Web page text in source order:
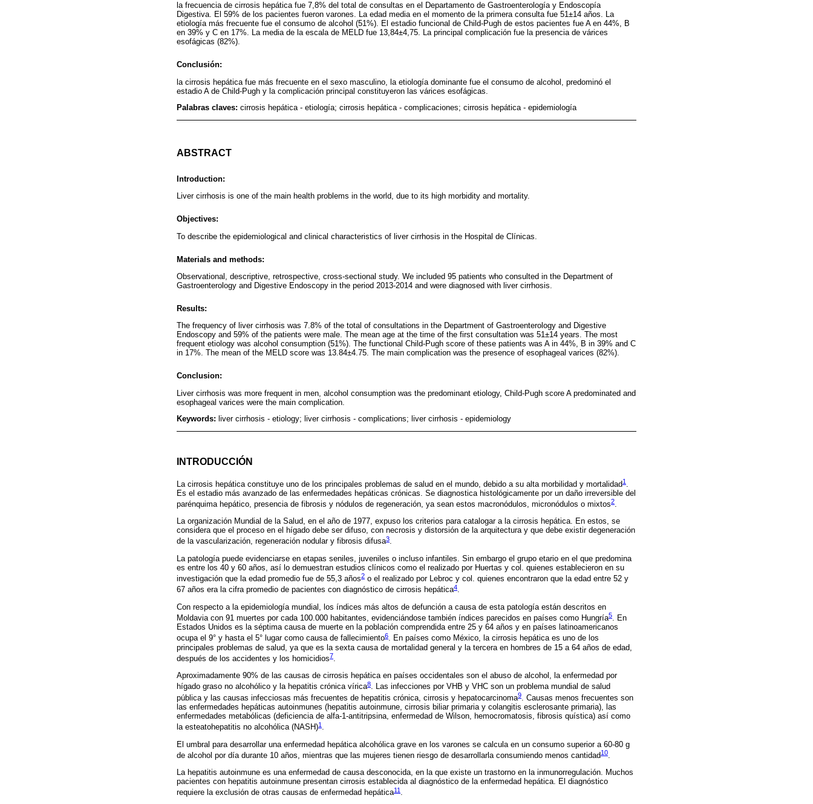
la frecuencia de cirrosis hepática fue 7,8% del total de consultas en el Departamento de Gastroenterología y Endoscopía
Digestiva. El 59% de los pacientes fueron varones. La edad media en el momento de la primera consulta fue 51±14 años. La
etiología más frecuente fue el consumo de alcohol (51%). El estadio funcional de Child-Pugh de estos pacientes fue A en 44%, B
en 39% y C en 17%. La media de la escala de MELD fue 13,84±4,75. La principal complicación fue la presencia de várices
esofágicas (82%).
Conclusión:
la cirrosis hepática fue más frecuente en el sexo masculino, la etiología dominante fue el consumo de alcohol, predominó el
estadio A de Child-Pugh y la complicación principal constituyeron las várices esofágicas.
Palabras claves: cirrosis hepática - etiología; cirrosis hepática - complicaciones; cirrosis hepática - epidemiología
ABSTRACT
Introduction:
Liver cirrhosis is one of the main health problems in the world, due to its high morbidity and mortality.
Objectives:
To describe the epidemiological and clinical characteristics of liver cirrhosis in the Hospital de Clínicas.
Materials and methods:
Observational, descriptive, retrospective, cross-sectional study. We included 95 patients who consulted in the Department of
Gastroenterology and Digestive Endoscopy in the period 2013-2014 and were diagnosed with liver cirrhosis.
Results:
The frequency of liver cirrhosis was 7.8% of the total of consultations in the Department of Gastroenterology and Digestive
Endoscopy and 59% of the patients were male. The mean age at the time of the first consultation was 51±14 years. The most
frequent etiology was alcohol consumption (51%). The functional Child-Pugh score of these patients was A in 44%, B in 39% and C
in 17%. The mean of the MELD score was 13.84±4.75. The main complication was the presence of esophageal varices (82%).
Conclusion:
Liver cirrhosis was more frequent in men, alcohol consumption was the predominant etiology, Child-Pugh score A predominated and
esophageal varices were the main complication.
Keywords: liver cirrhosis - etiology; liver cirrhosis - complications; liver cirrhosis - epidemiology
INTRODUCCIÓN
La cirrosis hepática constituye uno de los principales problemas de salud en el mundo, debido a su alta morbilidad y mortalidad1
Es el estadio más avanzado de las enfermedades hepáticas crónicas. Se diagnostica histológicamente por un daño irreversible del
parénquima hepático, presencia de fibrosis y nódulos de regeneración, ya sean estos macronódulos, micronódulos o mixtos2.
La organización Mundial de la Salud, en el año de 1977, expuso los criterios para catalogar a la cirrosis hepática. En estos, se
considera que el proceso en el hígado debe ser difuso, con necrosis y distorsión de la arquitectura y que debe existir degeneración
de la vascularización, regeneración nodular y fibrosis difusa3.
La patología puede evidenciarse en etapas seniles, juveniles o incluso infantiles. Sin embargo el grupo etario en el que predomina
es entre los 40 y 60 años, así lo demuestran estudios clínicos como el realizado por Huertas y col. quienes establecieron en su
investigación que la edad promedio fue de 55,3 años2 o el realizado por Lebroc y col. quienes encontraron que la edad entre 52 y
67 años era la cifra promedio de pacientes con diagnóstico de cirrosis hepática4.
Con respecto a la epidemiología mundial, los índices más altos de defunción a causa de esta patología están descritos en
Moldavia con 91 muertes por cada 100.000 habitantes, evidenciándose también índices parecidos en países como Hungría5. En
Estados Unidos es la séptima causa de muerte en la población comprendida entre 25 y 64 años y en países latinoamericanos
ocupa el 9° y hasta el 5° lugar como causa de fallecimiento6. En países como México, la cirrosis hepática es uno de los
principales problemas de salud, ya que es la sexta causa de mortalidad general y la tercera en hombres de 15 a 64 años de edad,
después de los accidentes y los homicidios7.
Aproximadamente 90% de las causas de cirrosis hepática en países occidentales son el abuso de alcohol, la enfermedad por
hígado graso no alcohólico y la hepatitis crónica vírica8. Las infecciones por VHB y VHC son un problema mundial de salud
pública y las causas infecciosas más frecuentes de hepatitis crónica, cirrosis y hepatocarcinoma9. Causas menos frecuentes son
las enfermedades hepáticas autoinmunes (hepatitis autoinmune, cirrosis biliar primaria y colangitis esclerosante primaria), las
enfermedades metabólicas (deficiencia de alfa-1-antitripsina, enfermedad de Wilson, hemocromatosis, fibrosis quística) así como
la esteatohepatitis no alcohólica (NASH)1 .
El umbral para desarrollar una enfermedad hepática alcohólica grave en los varones se calcula en un consumo superior a 60-80 g
de alcohol por día durante 10 años, mientras que las mujeres tienen riesgo de desarrollarla consumiendo menos cantidad10.
La hepatitis autoinmune es una enfermedad de causa desconocida, en la que existe un trastorno en la inmunorregulación. Muchos
pacientes con hepatitis autoinmune presentan cirrosis establecida al diagnóstico de la enfermedad hepática. El diagnóstico
requiere la exclusión de otras causas de enfermedad hepática11 .